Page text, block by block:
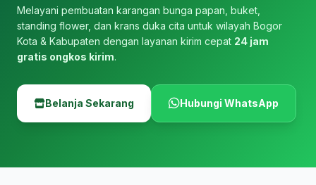
Melayani pembuatan karangan bunga papan, buket,
standing flower, dan krans duka cita untuk wilayah Bogor
Kota & Kabupaten dengan layanan kirim cepat 24 jam
gratis ongkos kirim.
Belanja Sekarang Hubungi WhatsApp